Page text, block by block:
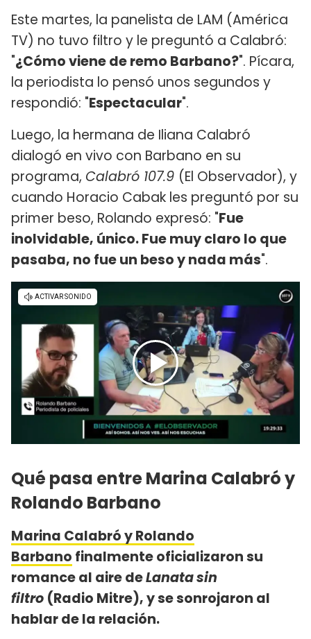
Este martes, la panelista de LAM (América
TV) no tuvo filtro y le preguntó a Calabró:
"¿Cómo viene de remo Barbano?". Pícara,
la periodista lo pensó unos segundos y
respondió: "Espectacular".
Luego, la hermana de Iliana Calabró
dialogó en vivo con Barbano en su
programa, Calabró 107.9 (El Observador), y
cuando Horacio Cabak les preguntó por su
primer beso, Rolando expresó: "Fue
inolvidable, único. Fue muy claro lo que
pasaba, no fue un beso y nada más".
Qué pasa entre Marina Calabró y
Rolando Barbano
Marina Calabró y Rolando
Barbano finalmente oficializaron su
romance al aire deLanata sin
filtro (Radio Mitre), y se sonrojaron al
hablar de la relación.